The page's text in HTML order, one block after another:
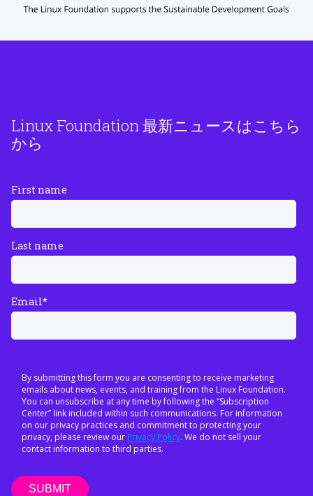
Linux Foundation 最新ニュースはこちら
から
First name
Last name
Email*
By submitting this form you are consenting to receive marketing
emails about news, events, and training from the Linux Foundation.
You can unsubscribe at any time by following the “Subscription
Center” link included within such communications. For information
on our privacy practices and commitment to protecting your
privacy, please review our Privacy Policy. We do not sell your
contact information to third parties.